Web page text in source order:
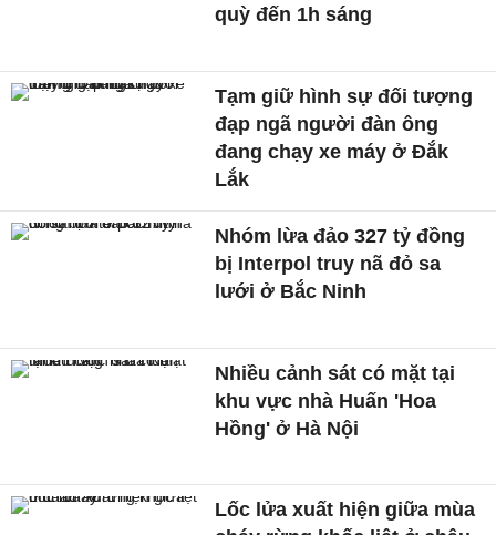
quỳ đến 1h sáng
Tạm giữ hình sự đối tượng
đạp ngã người đàn ông
đang chạy xe máy ở Đắk
Lắk
Nhóm lừa đảo 327 tỷ đồng
bị Interpol truy nã đỏ sa
lưới ở Bắc Ninh
Nhiều cảnh sát có mặt tại
khu vực nhà Huấn 'Hoa
Hồng' ở Hà Nội
Lốc lửa xuất hiện giữa mùa